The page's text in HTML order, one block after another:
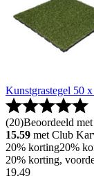
Kunstgrastegel 50
(20)Beoordeeld
15.59 met Club
20% korting20%
20% korting,
19.49